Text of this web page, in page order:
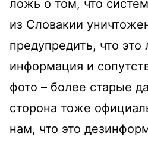
ложь о том, что
из Словакии
предупредить, что это
информация и
фото – более старые
сторона тоже
нам, что это